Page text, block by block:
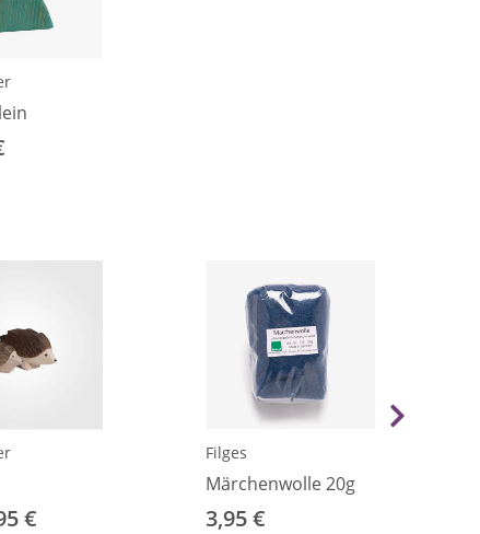
€
Filges
Märchenwolle 20g
3,95 €